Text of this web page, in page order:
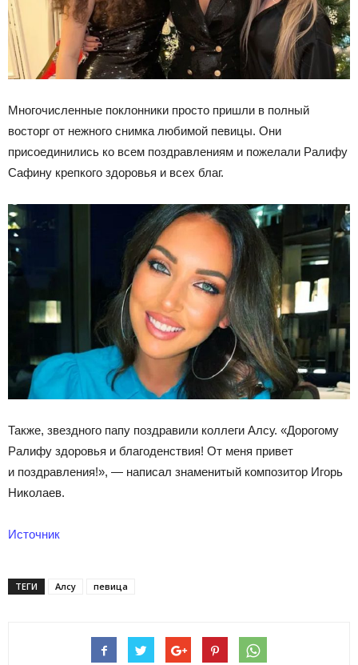
Многочисленные поклонники просто пришли в полный
восторг от нежного снимка любимой певицы. Они
присоединились ко всем поздравлениям и пожелали Ралифу
Сафину крепкого здоровья и всех благ.
Также, звездного папу поздравили коллеги Алсу. «Дорогому
Ралифу здоровья и благоденствия! От меня привет
и поздравления!», — написал знаменитый композитор Игорь
Николаев.
Источник
ТЕГИ Алсу певица